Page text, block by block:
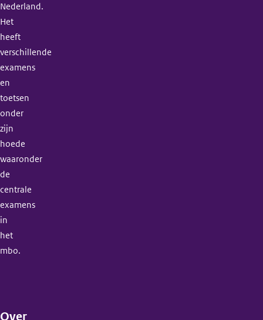
Nederland.
Het
heeft
verschillende
examens
en
toetsen
onder
zijn
hoede
waaronder
de
centrale
examens
in
het
mbo.
Over